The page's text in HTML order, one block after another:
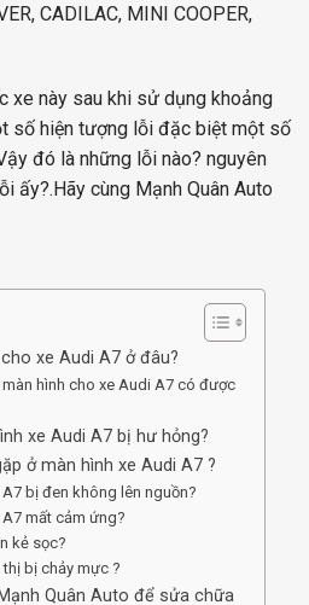
CADILAC, MINI COOPER,
xe này sau khi sử dụng khoảng
số hiện tượng lỗi đặc biệt một số
đó là những lỗi nào? nguyên
ấy?.Hãy cùng Mạnh Quân Auto
xe Audi A7 ở đâu?
hình cho xe Audi A7 có được
xe Audi A7 bị hư hỏng?
ở màn hình xe Audi A7 ?
bị đen không lên nguồn?
mất cảm ứng?
kẻ sọc?
thị bị chảy mực ?
Quân Auto để sửa chữa